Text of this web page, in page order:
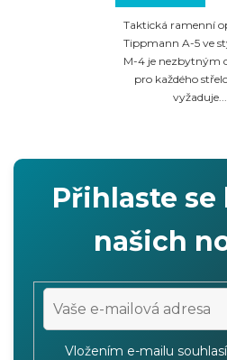
Taktická ramenní
Tippmann A-5 ve
M-4 je nezbytným
pro každého
vyžaduje...
Přihlaste
našich
Vložením e-mailu